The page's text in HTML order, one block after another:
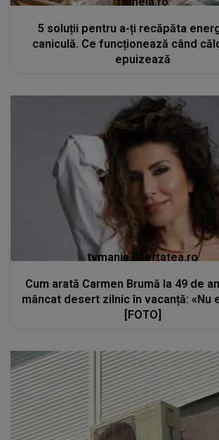
5 soluții pentru a-ți recăpăta
caniculă. Ce funcționează când
epuizează
tvmania.libertatea.ro
Cum arată Carmen Brumă la 49 de
mâncat desert zilnic în vacanță: «Nu
[FOTO]